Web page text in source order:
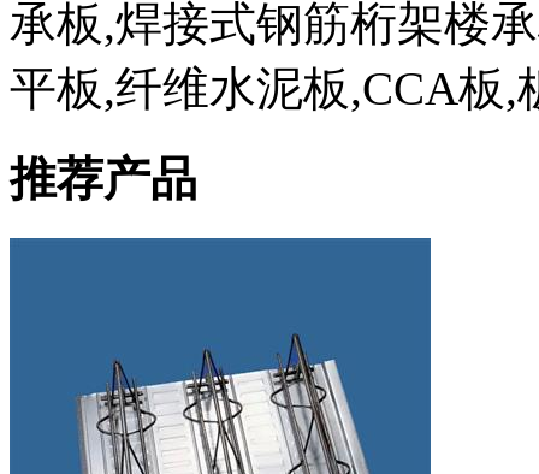
承板,焊接式钢筋桁架楼
平板,纤维水泥板,CCA板,
推荐产品